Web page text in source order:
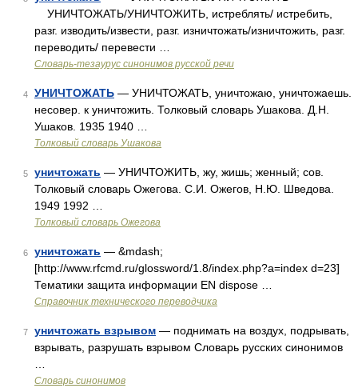
УНИЧТОЖАТЬ/УНИЧТОЖИТЬ, истреблять/ истребить,
разг. изводить/извести, разг. изничтожать/изничтожить, разг.
переводить/ перевести …
Словарь-тезаурус синонимов русской речи
4 УНИЧТОЖАТЬ — УНИЧТОЖАТЬ, уничтожаю, уничтожаешь.
несовер. к уничтожить. Толковый словарь Ушакова. Д.Н.
Ушаков. 1935 1940 …
Толковый словарь Ушакова
5 уничтожать — УНИЧТОЖИТЬ, жу, жишь; женный; сов.
Толковый словарь Ожегова. С.И. Ожегов, Н.Ю. Шведова.
1949 1992 …
Толковый словарь Ожегова
6 уничтожать — &mdash;
[http://www.rfcmd.ru/glossword/1.8/index.php?a=index d=23]
Тематики защита информации EN dispose …
Справочник технического переводчика
7 уничтожать взрывом — поднимать на воздух, подрывать,
взрывать, разрушать взрывом Словарь русских синонимов
Словарь синонимов